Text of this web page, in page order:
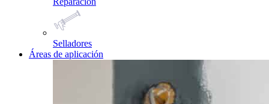
Selladores
Áreas de aplicación